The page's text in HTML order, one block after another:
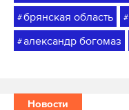
#брянская область #
#александр богомаз
Новости